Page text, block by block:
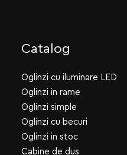
Catalog
Oglinzi cu iluminare LED
Oglinzi in rame
Oglinzi simple
Oglinzi cu becuri
Oglinzi in stoc
Cabine de dus